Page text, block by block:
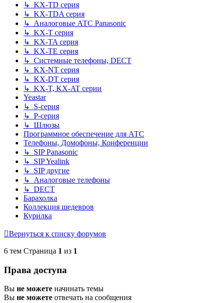
↳ KX-TD серия
↳ KX-TDA серия
↳ Аналоговые АТС Panasonic
↳ KX-T серия
↳ KX-TA серия
↳ KX-TE серия
↳ Системные телефоны, DECT
↳ KX-NT серия
↳ KX-DT серия
↳ KX-T, KX-AT серии
Yeastar
↳ S-серия
↳ P-серия
↳ Шлюзы
Программное обеспечение для АТС
Телефоны, Домофоны, Конференции
↳ SIP Panasonic
↳ SIP Yealink
↳ SIP другие
↳ Аналоговые телефоны
↳ DECT
Барахолка
Коллекция шедевров
Курилка
Вернуться к списку форумов
6 тем Страница 1 из 1
Права доступа
Вы не можете начинать темы
Вы не можете отвечать на сообщения